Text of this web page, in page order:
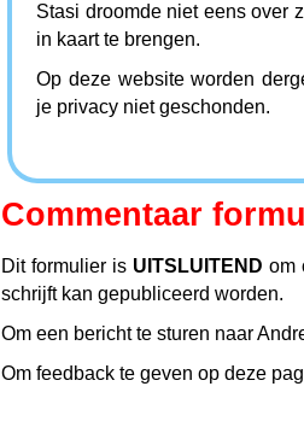
Stasi droomde niet eens over
in kaart te brengen.
Op deze website worden
je privacy niet geschonden.
Commentaar
Dit formulier is UITSLUITEND om
schrijft kan gepubliceerd worden.
Om een bericht te sturen naar
Om feedback te geven op deze